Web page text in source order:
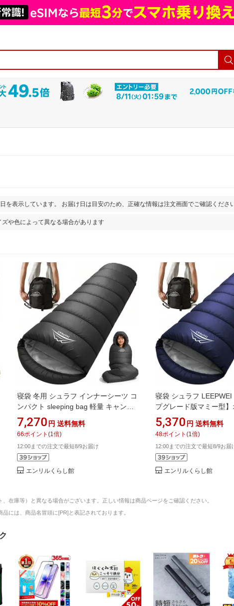
を表示しています。 お届け日は目安のため、正確な情報は注文画面でご確認ください
や色によって異なる場合があります
寝袋 冬用 シュラフ インナーシーツ コ
ンパクト sleeping bag 軽量 キャンプ
アウトドア 防災 車中泊 来客用 登山 簡
単収納 丸洗い可能 収納袋付
7,270 円 送料無料
66ポイント (1倍)
12:00までの注文で最短8/9お届け
エンリルくらし館
寝袋 シュラフ
プグレード版マミー型】
ン コンパクト キャンプ
sleeping bag 軽量 防災
登山 簡単収納 丸洗い可
5,370 円 送料無料
48ポイント (1倍)
12:00までの注文で最短8/9お届
エンリルくらし館
在庫等）と異なる場合がございます。正しい情報は商品ページをご確認ください。
には、商品名冒頭に[PR]と表記されております。